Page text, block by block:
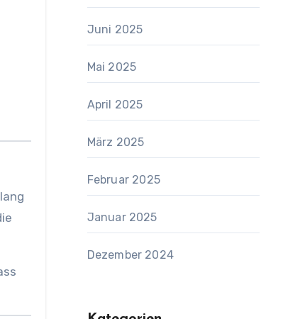
Juni 2025
Mai 2025
April 2025
März 2025
Februar 2025
Januar 2025
Dezember 2024